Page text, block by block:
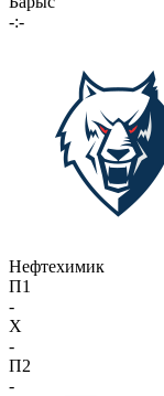
-:-
Нефтехимик
П1
-
X
-
П2
-